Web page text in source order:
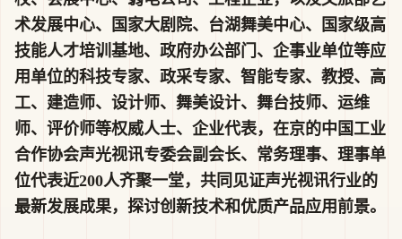
术发展中心、国家大剧院、台湖舞美中心、国家级高
技能人才培训基地、政府办公部门、企事业单位等应
用单位的科技专家、政采专家、智能专家、教授、高
工、建造师、设计师、舞美设计、舞台技师、运维
师、评价师等权威人士、企业代表，在京的中国工业
合作协会声光视讯专委会副会长、常务理事、理事单
位代表近200人齐聚一堂，共同见证声光视讯行业的
最新发展成果，探讨创新技术和优质产品应用前景。